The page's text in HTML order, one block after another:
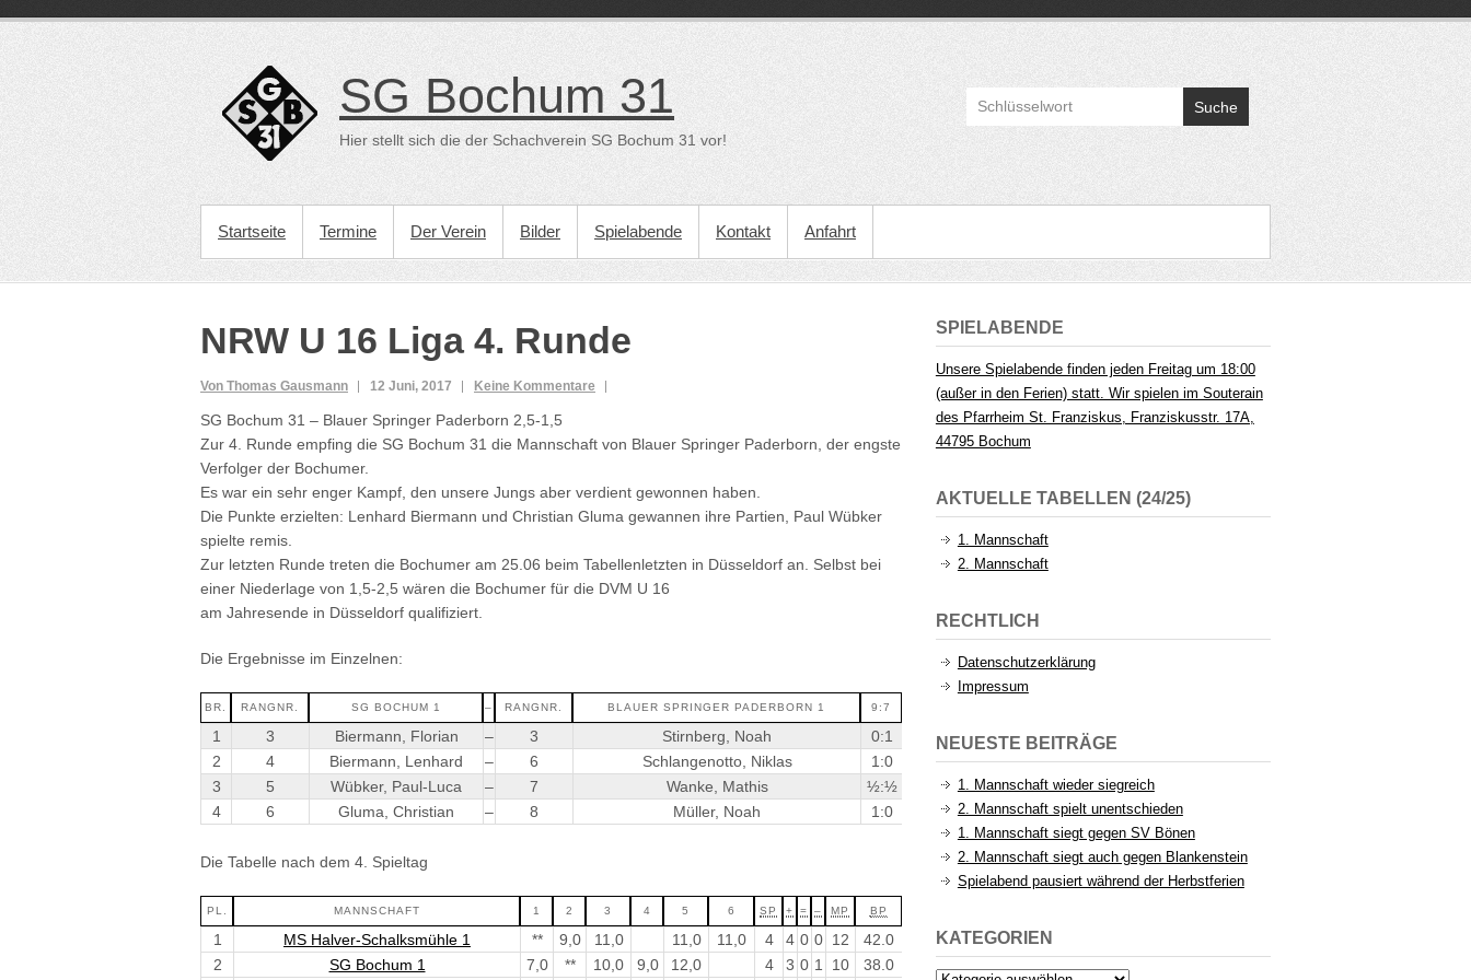
SG Bochum 31
Hier stellt sich die der Schachverein SG Bochum 31 vor!
Suche
PRIMÄRES MENÜ
Startseite Termine Der Verein Bilder Spielabende Kontakt Anfahrt
NRW U 16 Liga 4. Runde
Von Thomas Gausmann 12 Juni, 2017 Keine Kommentare
SG Bochum 31 – Blauer Springer Paderborn 2,5-1,5
Zur 4. Runde empfing die SG Bochum 31 die Mannschaft von Blauer Springer Paderborn, der engste
Verfolger der Bochumer.
Es war ein sehr enger Kampf, den unsere Jungs aber verdient gewonnen haben.
Die Punkte erzielten: Lenhard Biermann und Christian Gluma gewannen ihre Partien, Paul Wübker
spielte remis.
Zur letzten Runde treten die Bochumer am 25.06 beim Tabellenletzten in Düsseldorf an. Selbst bei
einer Niederlage von 1,5-2,5 wären die Bochumer für die DVM U 16
am Jahresende in Düsseldorf qualifiziert.
Die Ergebnisse im Einzelnen:
BR. RANGNR. SG BOCHUM 1 – RANGNR. BLAUER SPRINGER PADERBORN 1 9:7
1 3 Biermann, Florian – 3 Stirnberg, Noah
0:1
2
4 Biermann, Lenhard – 6 Schlangenotto, Niklas
1:0
3
5 Wübker, Paul-Luca – 7 Wanke, Mathis
½:½
4
6 Gluma, Christian – 8 Müller, Noah 1:0
Die Tabelle nach dem 4. Spieltag
PL. MANNSCHAFT 1 2 3 4 5 6 SP + = – MP BP
1 MS Halver-Schalksmühle 1 ** 9,0 11,0 11,0 11,0 4 4 0 0 12
42.0
2
SG Bochum 1 7,0 ** 10,0 9,0 12,0 4 3 0 1 10 38.0
SPIELABENDE
Unsere Spielabende finden jeden Freitag um 18:00
(außer in den Ferien) statt. Wir spielen im Souterain
des Pfarrheim St. Franziskus, Franziskusstr. 17A,
44795 Bochum
AKTUELLE TABELLEN (24/25)
1. Mannschaft
2. Mannschaft
RECHTLICH
Datenschutzerklärung
Impressum
NEUESTE BEITRÄGE
1. Mannschaft wieder siegreich
2. Mannschaft spielt unentschieden
1. Mannschaft siegt gegen SV Bönen
2. Mannschaft siegt auch gegen Blankenstein
Spielabend pausiert während der Herbstferien
KATEGORIEN